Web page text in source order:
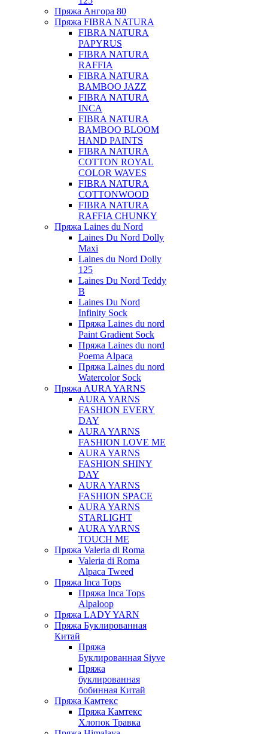
Пряжа Ангора 80
Пряжа FIBRA NATURA
FIBRA NATURA
PAPYRUS
FIBRA NATURA
RAFFIA
FIBRA NATURA
BAMBOO JAZZ
FIBRA NATURA
INCA
FIBRA NATURA
BAMBOO BLOOM
HAND PAINTS
FIBRA NATURA
COTTON ROYAL
COLOR WAVES
FIBRA NATURA
COTTONWOOD
FIBRA NATURA
RAFFIA CHUNKY
Пряжа Laines du Nord
Laines Du Nord Dolly
Maxi
Laines du Nord Dolly
125
Laines Du Nord Teddy
B
Laines Du Nord
Infinity Sock
Пряжа Laines du nord
Paint Gradient Sock
Пряжа Laines du nord
Poema Alpaca
Пряжа Laines du nord
Watercolor Sock
Пряжа AURA YARNS
AURA YARNS
FASHION EVERY
DAY
AURA YARNS
FASHION LOVE ME
AURA YARNS
FASHION SHINY
DAY
AURA YARNS
FASHION SPACE
AURA YARNS
STARLIGHT
AURA YARNS
TOUCH ME
Пряжа Valeria di Roma
Valeria di Roma
Alpaca Tweed
Пряжа Inca Tops
Пряжа Inca Tops
Alpaloop
Пряжа LADY YARN
Пряжа Буклированная
Китай
Пряжа
Буклированная Siyve
Пряжа
буклированная
бобинная Китай
Пряжа Камтекс
Пряжа Камтекс
Хлопок Травка